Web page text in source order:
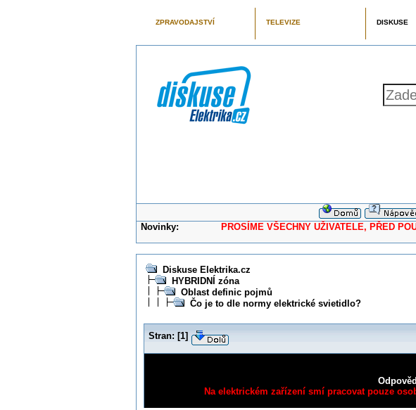
ZPRAVODAJSTVÍ TELEVIZE DISKUSE
Novinky: PROSÍME VŠECHNY UŽIVATELE, PŘED
Diskuse Elektrika.cz
HYBRIDNÍ zóna
Oblast definic pojmů
Čo je to dle normy elektrické svietidlo?
Stran: [1]
Na elektrickém zařízení smí pracovat pouze